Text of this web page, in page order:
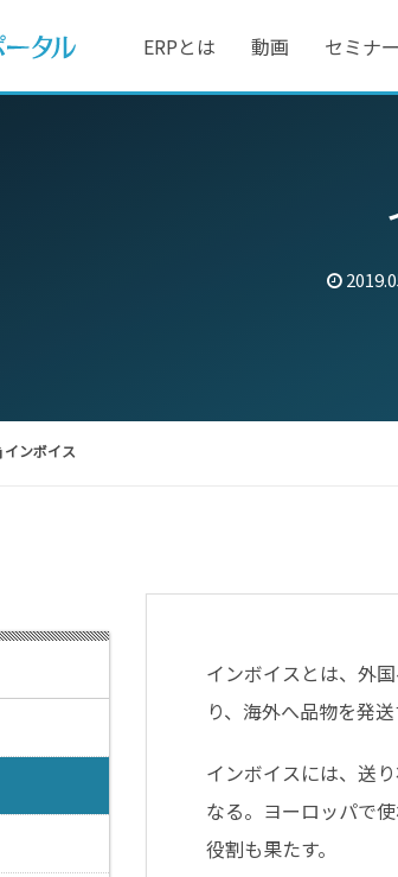
ERPとは 動画 セミナー
インボイス
インボイスとは、外
り、海外へ品物を発
インボイスには、送
なる。ヨーロッパで
役割も果たす。